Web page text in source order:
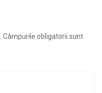
Câmpurile obligatorii sunt